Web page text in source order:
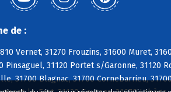
de :
Vernet, 31270 Frouzins, 31600 Muret,
31120 Portet s/Garonne, 31120
31700 Blagnac, 31700 Cornebarrieu,